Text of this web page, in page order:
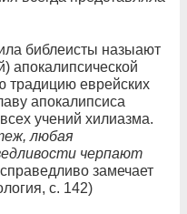
библеисты назыают
апокалипсической
еврейских
апокалипсиса
учений хилиазма.
любая
черпают
замечает
с. 142)